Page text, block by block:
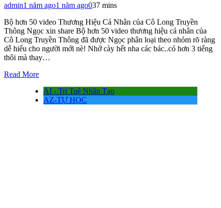
admin1 năm ago1 năm ago037 mins
Bộ hơn 50 video Thương Hiệu Cá Nhân của Cô Long Truyền
Thông Ngọc xin share Bộ hơn 50 video thương hiệu cá nhân của
Cô Long Truyền Thông đã được Ngọc phân loại theo nhóm rõ ràng
dễ hiểu cho người mới nè! Nhớ cày hết nha các bác..có hơn 3 tiếng
thôi mà thay…
Read More
AI - Trí Tuệ Nhân Tạo
AZ-TỰ HỌC